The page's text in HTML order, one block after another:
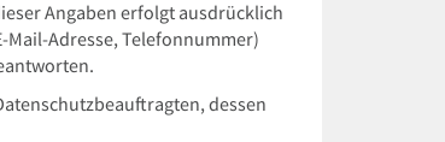
Angaben erfolgt ausdrücklich
Adresse, Telefonnummer)
dessen